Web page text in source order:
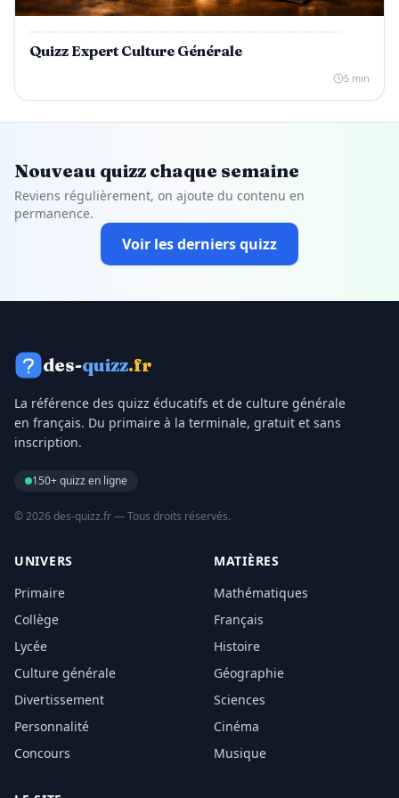
Quizz Expert Culture Générale
5 min
Nouveau quizz chaque semaine
Reviens régulièrement, on ajoute du contenu en
permanence.
Voir les derniers quizz
des-quizz.fr
La référence des quizz éducatifs et de culture générale
en français. Du primaire à la terminale, gratuit et sans
inscription.
150+ quizz en ligne
© 2026 des-quizz.fr — Tous droits réservés.
UNIVERS
Primaire
Collège
Lycée
Culture générale
Divertissement
Personnalité
Concours
MATIÈRES
Mathématiques
Français
Histoire
Géographie
Sciences
Cinéma
Musique